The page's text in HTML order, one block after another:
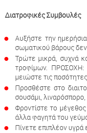
Διατροφικές Συμβουλές
Αυξήστε την
σωματικού βάρους δεν
Τρώτε μικρά, συχνά
τροφίμων. ΠΡΟΣΟΧΗ:
μειώστε τις
Προσθέστε στο
σουσάμι,
Φροντίστε το
άλλα φαγητά του
Πίνετε επιπλέον